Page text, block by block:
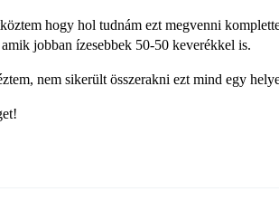
hogy hol tudnám ezt megvenni
jobban ízesebbek 50-50 keverékkel is.
nem sikerült összerakni ezt mind egy